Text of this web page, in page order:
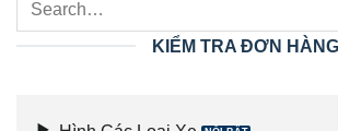
KIỂM TRA ĐƠN HÀNG